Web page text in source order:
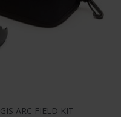
ARC FIELD KIT